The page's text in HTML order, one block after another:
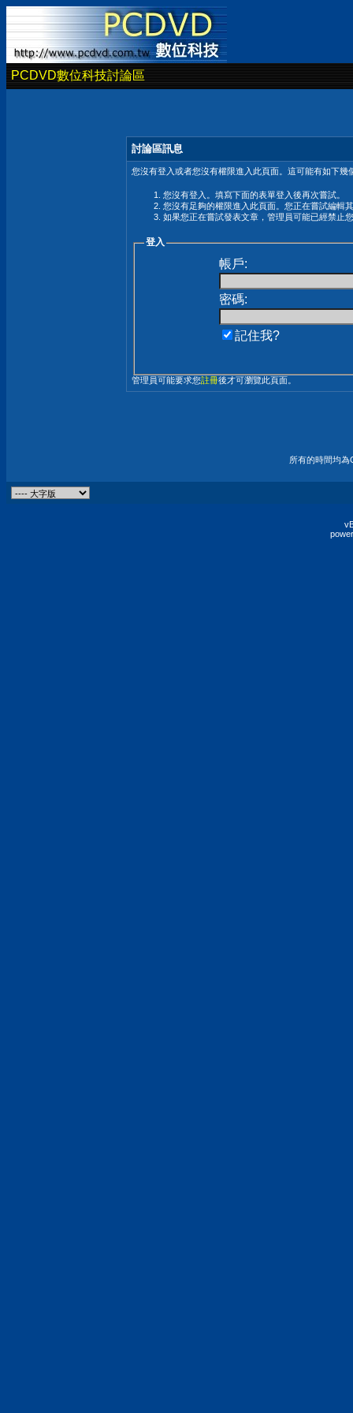
PCDVD數位科技討論區
討論區訊息
您沒有登入或者您沒有權限進入此頁面。這可能有如下幾
您沒有登入。填寫下面的表單登入後再次嘗試。
您沒有足夠的權限進入此頁面。您正在嘗試編輯
如果您正在嘗試發表文章，管理員可能已經禁止
登入
帳戶:
密碼:
記住我?
管理員可能要求您註冊後才可瀏覽此頁面。
所有的時間均為